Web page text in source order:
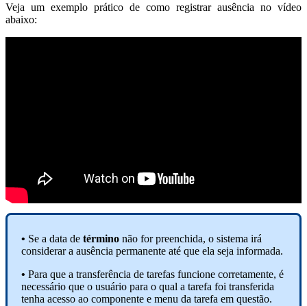
Veja um exemplo prático de como registrar ausência no vídeo
abaixo:
• Se a data de término não for preenchida, o sistema irá
considerar a ausência permanente até que ela seja informada.
• Para que a transferência de tarefas funcione corretamente, é
necessário que o usuário para o qual a tarefa foi transferida
tenha acesso ao componente e menu da tarefa em questão.